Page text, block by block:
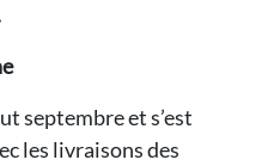
septembre et s’est
les livraisons des